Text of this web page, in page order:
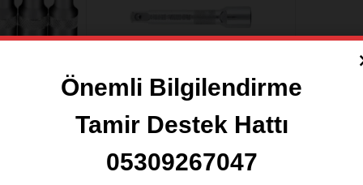
Lokmalı
1/4
Önemli Bilgilendirme
Tamir Destek Hattı
05309267047